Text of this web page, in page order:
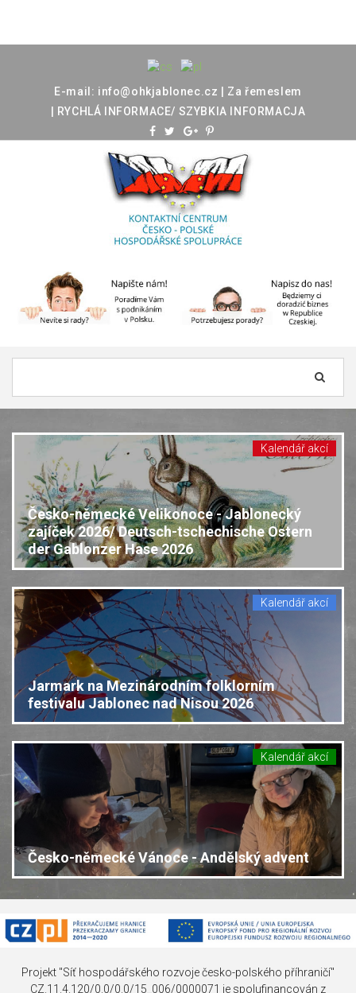
E-mail: info@ohkjablonec.cz Za řemeslem
RYCHLÁ INFORMACE/ SZYBKIA INFORMACJA
Kalendář akcí
Česko-německé Velikonoce - Jablonecký
zajíček 2026/ Deutsch-tschechische Ostern
der Gablonzer Hase 2026
Kalendář akcí
Jarmark na Mezinárodním folklorním
festivalu Jablonec nad Nisou 2026
Kalendář akcí
Česko-německé Vánoce - Andělský advent
Projekt "Síť hospodářského rozvoje česko-polského příhraničí"
CZ.11.4.120/0.0/0.0/15_006/0000071 je spolufinancován z